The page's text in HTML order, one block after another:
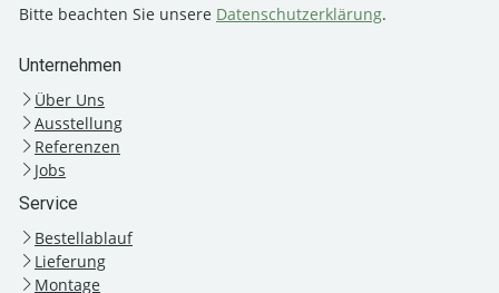
Bitte beachten Sie unsere Datenschutzerklärung.
Unternehmen
Über Uns
Ausstellung
Referenzen
Jobs
Service
Bestellablauf
Lieferung
Montage